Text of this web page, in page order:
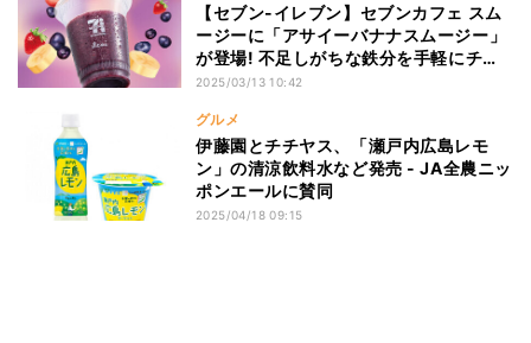
【セブン-イレブン】セブンカフェ スム
ージーに「アサイーバナナスムージー」
が登場! 不足しがちな鉄分を手軽にチャ
ージ
2025/03/13 10:42
グルメ
伊藤園とチチヤス、「瀬戸内広島レモ
ン」の清涼飲料水など発売 - JA全農ニッ
ポンエールに賛同
2025/04/18 09:15